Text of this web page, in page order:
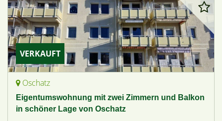
VERKAUFT
Oschatz
Eigentumswohnung mit zwei Zimmern und Balkon
in schöner Lage von Oschatz